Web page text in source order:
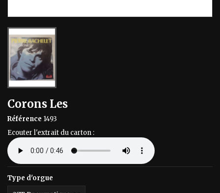
Corons Les
Référence 1493
Ecouter l'extrait du carton :
Type d'orgue